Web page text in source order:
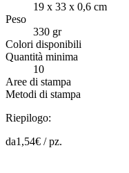
19 x 33 x 0,6 cm
Peso
330 gr
Colori disponibili
Quantità minima
10
Aree di stampa
Metodi di stampa
Riepilogo:
da1,54€ /pz.